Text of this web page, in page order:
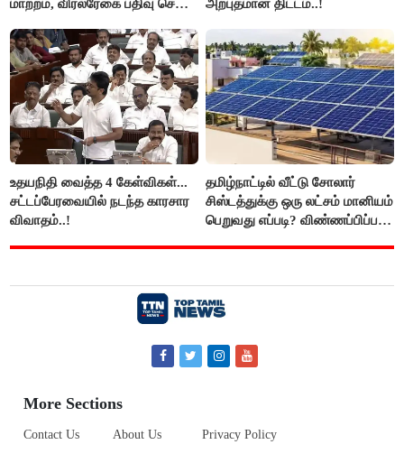
மாற்றம், விரல்ரேகை பதிவு செய்ய
அற்புதமான திட்டம்..!
உதயநிதி வைத்த 4 கேள்விகள்...
சட்டப்பேரவையில் நடந்த காரசார
விவாதம்..!
தமிழ்நாட்டில் வீட்டு சோலார்
சிஸ்டத்துக்கு ஒரு லட்சம் மானியம்
பெறுவது எப்படி? விண்ணப்பிப்பது
More Sections
Contact Us About Us Privacy Policy